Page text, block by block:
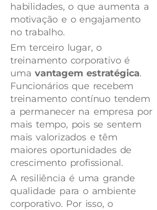
habilidades, o que aumenta a
motivação e o engajamento
no trabalho.
Em terceiro lugar, o
treinamento corporativo é
umavantagem estratégica.
Funcionários que recebem
treinamento contínuo tendem
a permanecer na empresa por
mais tempo, pois se sentem
mais valorizados e têm
maiores oportunidades de
crescimento profissional.
A resiliência é uma grande
qualidade para o ambiente
corporativo. Por isso, o